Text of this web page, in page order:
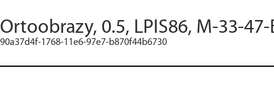
Ortoobrazy, 0.5, LPIS86, M-33-47-
90a37d4f-1768-11e6-97e7-b870f44b6730